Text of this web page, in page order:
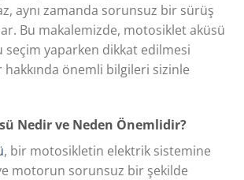
aynı zamanda sorunsuz bir sürüş
Bu makalemizde, motosiklet aküsü
seçim yaparken dikkat edilmesi
önemli bilgileri sizinle
Nedir ve Neden Önemlidir?
, bir motosikletin elektrik sistemine
motorun sorunsuz bir şekilde